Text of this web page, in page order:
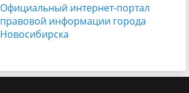
Официальный интернет-портал
правовой информации города
Новосибирска